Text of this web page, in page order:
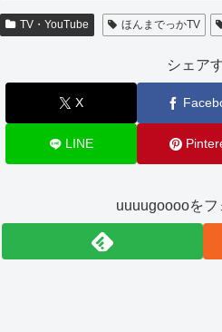
TV・YouTube ほんまでっかTV
シェア
X
LINE
uuuugooooをフ